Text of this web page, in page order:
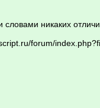
словами никаких
forum/